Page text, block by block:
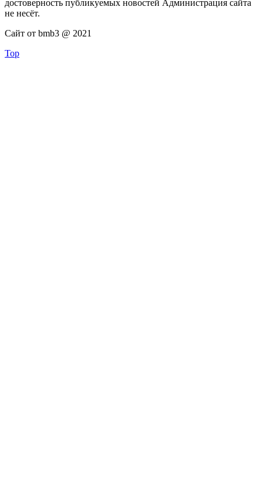
достоверность публикуемых новостей Администрация сайта
не несёт.
Сайт от bmb3 @ 2021
Top